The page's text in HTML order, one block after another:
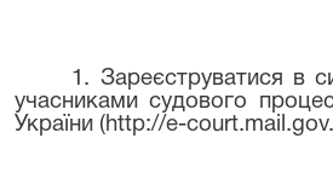
1. Зареєструватися в
учасниками судового
України (http://e-